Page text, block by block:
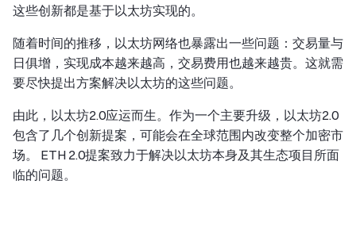
这些创新都是基于以太坊实现的。
随着时间的推移，以太坊网络也暴露出一些问题：交易量与
日俱增，实现成本越来越高，交易费用也越来越贵。这就需
要尽快提出方案解决以太坊的这些问题。
由此，以太坊2.0应运而生。作为一个主要升级，以太坊2.0
包含了几个创新提案，可能会在全球范围内改变整个加密市
场。 ETH 2.0提案致力于解决以太坊本身及其生态项目所面
临的问题。